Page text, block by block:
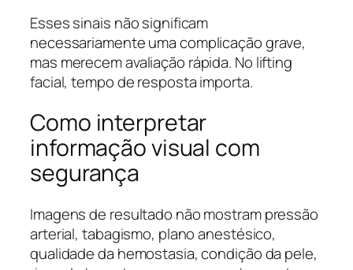
Esses sinais não significam
necessariamente uma complicação grave,
mas merecem avaliação rápida. No lifting
facial, tempo de resposta importa.
Como interpretar
informação visual com
segurança
Imagens de resultado não mostram pressão
arterial, tabagismo, plano anestésico,
qualidade da hemostasia, condição da pele,